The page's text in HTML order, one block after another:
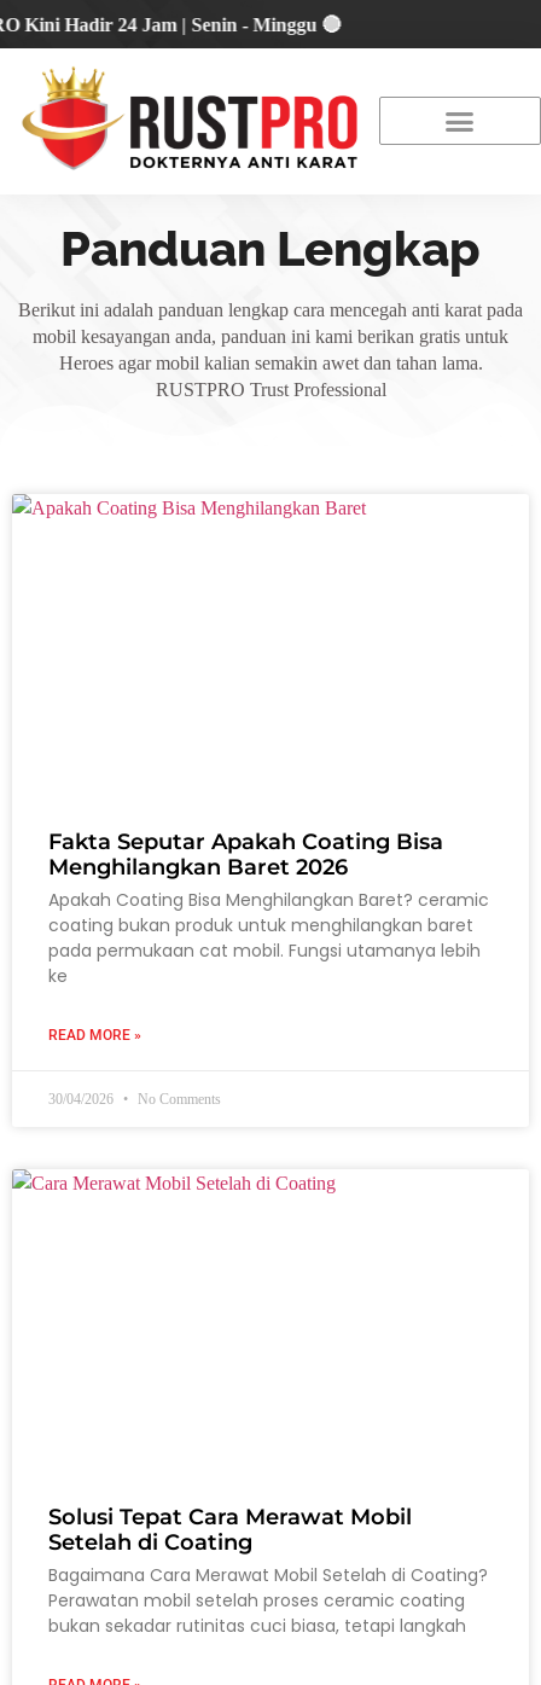
Hadir 24 Jam | Senin - Minggu 🔴
Panduan Lengkap
Berikut ini adalah panduan lengkap cara mencegah anti karat pada
mobil kesayangan anda, panduan ini kami berikan gratis untuk
Heroes agar mobil kalian semakin awet dan tahan lama.
RUSTPRO Trust Professional
Fakta Seputar Apakah Coating Bisa
Menghilangkan Baret 2026
Apakah Coating Bisa Menghilangkan Baret? ceramic
coating bukan produk untuk menghilangkan baret
pada permukaan cat mobil. Fungsi utamanya lebih
ke
READ MORE »
30/04/2026 No Comments
Solusi Tepat Cara Merawat Mobil
Setelah di Coating
Bagaimana Cara Merawat Mobil Setelah di Coating?
Perawatan mobil setelah proses ceramic coating
bukan sekadar rutinitas cuci biasa, tetapi langkah